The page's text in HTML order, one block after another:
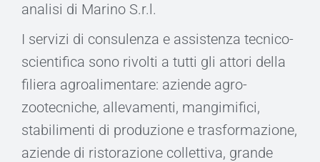
analisi di Marino S.r.l.
I servizi di consulenza e assistenza tecnico-
scientifica sono rivolti a tutti gli attori della
filiera agroalimentare: aziende agro-
zootecniche, allevamenti, mangimifici,
stabilimenti di produzione e trasformazione,
aziende di ristorazione collettiva, grande